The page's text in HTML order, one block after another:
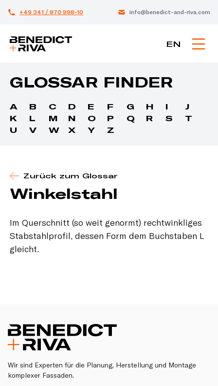
+49 341 / 870 998-10 info@benedict-and-riva.com
EN
GLOSSAR FINDER
A B C D E F G H I
J
K
L M N O P Q R S
T
U
V W X Y Z
Zurück zum Glossar
Winkelstahl
Im Querschnitt (so weit genormt) rechtwinkliges
Stabstahlprofil, dessen Form dem Buchstaben L
gleicht.
Wir sind Experten für die Planung, Herstellung und Montage
komplexer Fassaden.